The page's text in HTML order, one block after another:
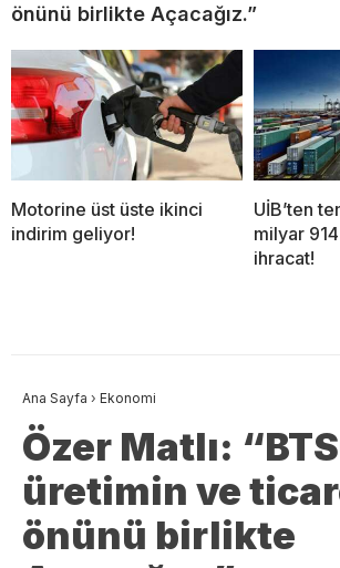
önünü birlikte Açacağız.”
Motorine üst üste ikinci
indirim geliyor!
UİB’ten
milyar
ihracat!
Ana Sayfa › Ekonomi
Özer Matlı:
üretimin ve
önünü birlikte